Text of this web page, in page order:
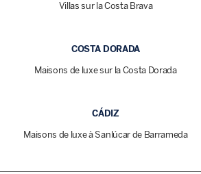
Villas sur la Costa Brava
COSTA DORADA
Maisons de luxe sur la Costa Dorada
CÁDIZ
Maisons de luxe à Sanlúcar de Barrameda